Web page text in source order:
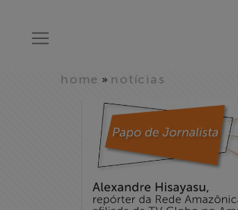
home » notícias